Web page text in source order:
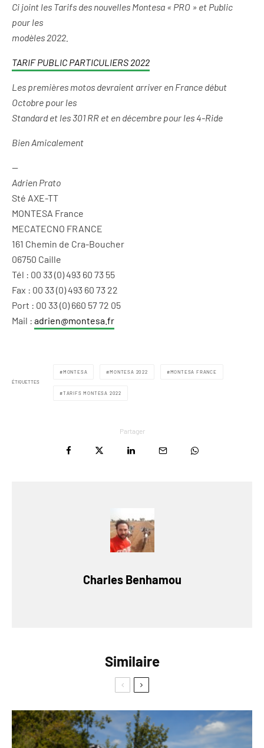
Ci joint les Tarifs des nouvelles Montesa « PRO » et Public
pour les
modèles 2022.
TARIF PUBLIC PARTICULIERS 2022
Les premières motos devraient arriver en France début
Octobre pour les
Standard et les 301 RR et en décembre pour les 4-Ride
Bien Amicalement
—
Adrien Prato
Sté AXE-TT
MONTESA France
MECATECNO FRANCE
161 Chemin de Cra-Boucher
06750 Caille
Tél : 00 33 (0) 493 60 73 55
Fax : 00 33 (0) 493 60 73 22
Port : 00 33 (0) 660 57 72 05
Mail : adrien@montesa.fr
ÉTIQUETTES
MONTESA MONTESA 2022 MONTESA FRANCE
TARIFS MONTESA 2022
Partager
Charles Benhamou
Similaire